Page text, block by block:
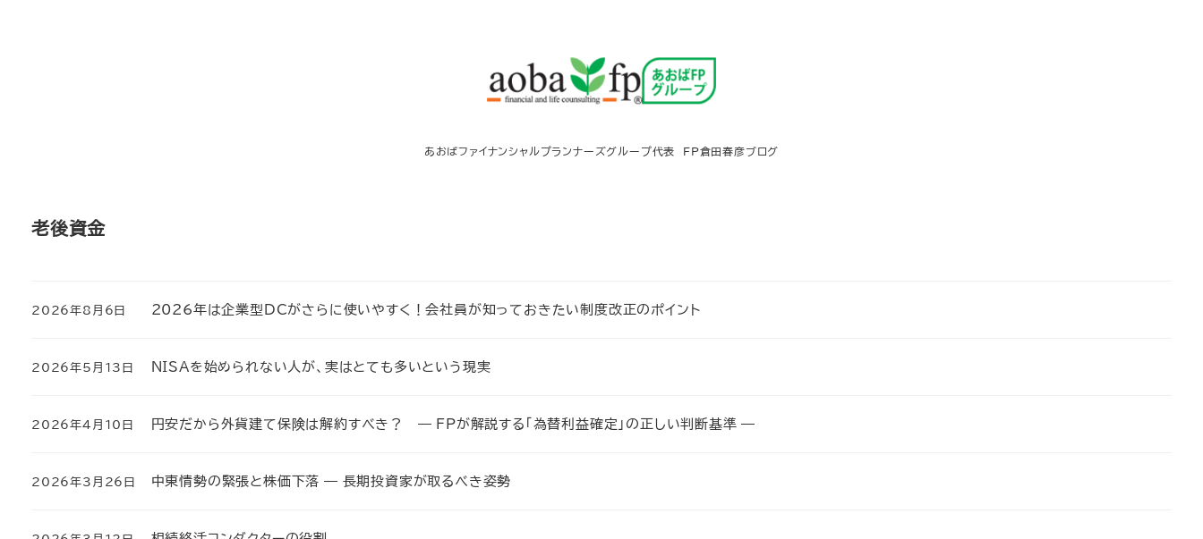
あおばファイナンシャルプランナーズグループ代表 FP倉田春彦ブログ
老後資金
2026年は企業型DCがさらに使いやすく！会社員が知っておきたい制度改正のポイント
投稿日
2026年8月6日
NISAを始められない人が、実はとても多いという現実
投稿日
2026年5月13日
円安だから外貨建て保険は解約すべき？ ― FPが解説する「為替利益確定」の正しい判断基準 ―
投稿日
2026年4月10日
中東情勢の緊張と株価下落 ― 長期投資家が取るべき姿勢
投稿日
2026年3月26日